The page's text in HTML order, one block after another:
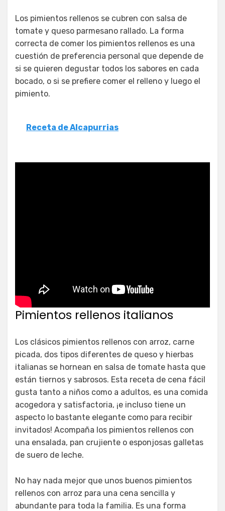
Los pimientos rellenos se cubren con salsa de
tomate y queso parmesano rallado. La forma
correcta de comer los pimientos rellenos es una
cuestión de preferencia personal que depende de
si se quieren degustar todos los sabores en cada
bocado, o si se prefiere comer el relleno y luego el
pimiento.
Receta de Alcapurrias
Pimientos rellenos italianos
Los clásicos pimientos rellenos con arroz, carne
picada, dos tipos diferentes de queso y hierbas
italianas se hornean en salsa de tomate hasta que
están tiernos y sabrosos. Esta receta de cena fácil
gusta tanto a niños como a adultos, es una comida
acogedora y satisfactoria, ¡e incluso tiene un
aspecto lo bastante elegante como para recibir
invitados! Acompaña los pimientos rellenos con
una ensalada, pan crujiente o esponjosas galletas
de suero de leche.
No hay nada mejor que unos buenos pimientos
rellenos con arroz para una cena sencilla y
abundante para toda la familia. Es una forma